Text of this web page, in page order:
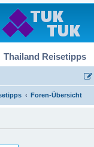
Thailand Reisetipps
Foren-Übersicht